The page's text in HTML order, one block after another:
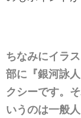
ちなみにイラ
部に『銀河詠
クシーです。
いうのは一般